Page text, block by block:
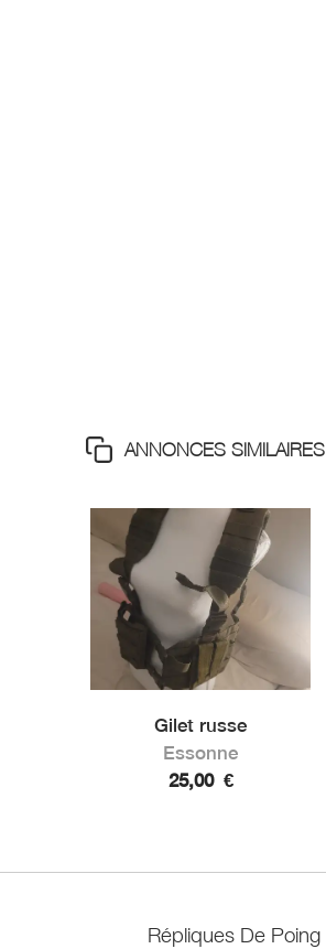
ANNONCES SIMILAIRES
Gilet russe
Essonne
25,00 €
Répliques De Poing